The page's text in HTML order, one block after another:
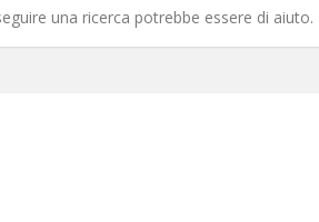
una ricerca potrebbe essere di aiuto.